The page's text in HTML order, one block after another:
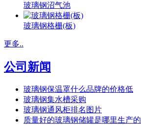
玻璃钢沼气池
玻璃钢格栅(板)
更多..
公司新闻
玻璃钢保温罩什么品牌的价格低
玻璃钢集水槽采购
玻璃钢通风柜排名图片
质量好的玻璃钢储罐是哪里生产的